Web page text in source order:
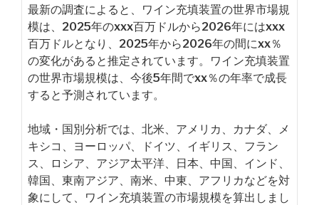
最新の調査によると、ワイン充填装置の世界市場規
模は、2025年のxxx百万ドルから2026年にはxxx
百万ドルとなり、2025年から2026年の間にxx％
の変化があると推定されています。ワイン充填装置
の世界市場規模は、今後5年間でxx％の年率で成長
すると予測されています。
地域・国別分析では、北米、アメリカ、カナダ、メ
キシコ、ヨーロッパ、ドイツ、イギリス、フラン
ス、ロシア、アジア太平洋、日本、中国、インド、
韓国、東南アジア、南米、中東、アフリカなどを対
象にして、ワイン充填装置の市場規模を算出しまし